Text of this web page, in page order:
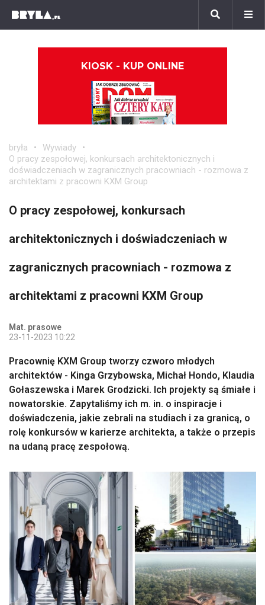
KIOSK - KUP ONLINE
bryła
Wywiady
O pracy zespołowej, konkursach architektonicznych i
doświadczeniach w zagranicznych pracowniach - rozmowa z
architektami z pracowni KXM Group
O pracy zespołowej, konkursach
architektonicznych i doświadczeniach w
zagranicznych pracowniach - rozmowa z
architektami z pracowni KXM Group
Mat. prasowe
23-11-2023 10:22
Pracownię KXM Group tworzy czworo młodych
architektów - Kinga Grzybowska, Michał Hondo, Klaudia
Gołaszewska i Marek Grodzicki. Ich projekty są śmiałe i
nowatorskie. Zapytaliśmy ich m. in. o inspiracje i
doświadczenia, jakie zebrali na studiach i za granicą, o
rolę konkursów w karierze architekta, a także o przepis
na udaną pracę zespołową.